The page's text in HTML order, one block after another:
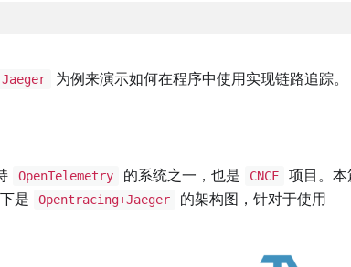
Jaeger 为例来演示如何在程序中使用实现链路追踪。
OpenTelemetry 的系统之一，也是 CNCF
项目。本
是 Opentracing+Jaeger 的架构图，针对于使用